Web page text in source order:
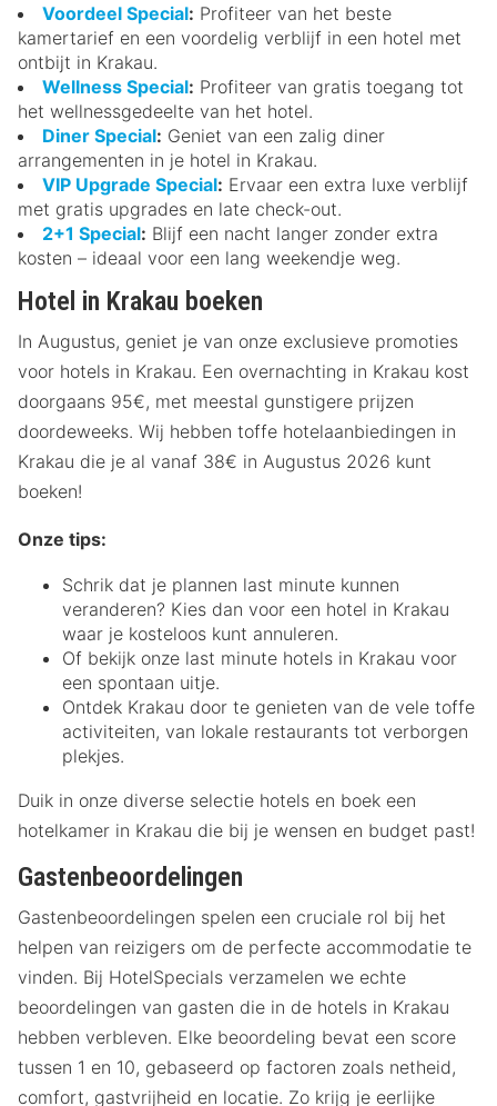
Voordeel Special: Profiteer van het beste
kamertarief en een voordelig verblijf in een hotel met
ontbijt in Krakau.
Wellness Special: Profiteer van gratis toegang tot
het wellnessgedeelte van het hotel.
Diner Special: Geniet van een zalig diner
arrangementen in je hotel in Krakau.
VIP Upgrade Special: Ervaar een extra luxe verblijf
met gratis upgrades en late check-out.
2+1 Special: Blijf een nacht langer zonder extra
kosten – ideaal voor een lang weekendje weg.
Hotel in Krakau boeken
In Augustus, geniet je van onze exclusieve promoties
voor hotels in Krakau. Een overnachting in Krakau kost
doorgaans 95€, met meestal gunstigere prijzen
doordeweeks. Wij hebben toffe hotelaanbiedingen in
Krakau die je al vanaf 38€ in Augustus 2026 kunt
boeken!
Onze tips:
Schrik dat je plannen last minute kunnen
veranderen? Kies dan voor een hotel in Krakau
waar je kosteloos kunt annuleren.
Of bekijk onze last minute hotels in Krakau voor
een spontaan uitje.
Ontdek Krakau door te genieten van de vele toffe
activiteiten, van lokale restaurants tot verborgen
plekjes.
Duik in onze diverse selectie hotels en boek een
hotelkamer in Krakau die bij je wensen en budget past!
Gastenbeoordelingen
Gastenbeoordelingen spelen een cruciale rol bij het
helpen van reizigers om de perfecte accommodatie te
vinden. Bij HotelSpecials verzamelen we echte
beoordelingen van gasten die in de hotels in Krakau
hebben verbleven. Elke beoordeling bevat een score
tussen 1 en 10, gebaseerd op factoren zoals netheid,
comfort, gastvrijheid en locatie. Zo krijg je eerlijke